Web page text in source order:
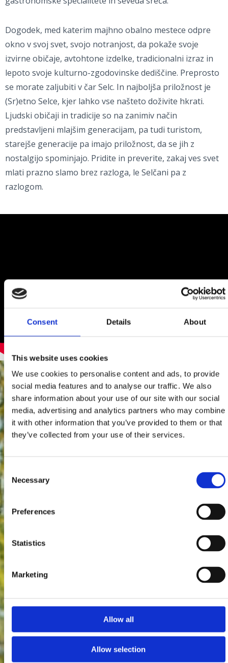
Consent Details About
This website uses cookies
We use cookies to personalise content and ads, to provide
social media features and to analyse our traffic. We also
share information about your use of our site with our social
media, advertising and analytics partners who may combine
it with other information that you’ve provided to them or that
they’ve collected from your use of their services.
Consent
Selection
Necessary
Preferences
Statistics
Marketing
Allow all
Allow selection
Dogodek, med katerim majhno obalno mestece odpre
okno v svoj svet, svojo notranjost, da pokaže svoje
izvirne običaje, avtohtone izdelke, tradicionalni izraz in
lepoto svoje kulturno-zgodovinske dediščine. Preprosto
se morate zaljubiti v čar Selc. In najboljša priložnost je
(Sr)etno Selce, kjer lahko vse našteto doživite hkrati.
Ljudski običaji in tradicije so na zanimiv način
predstavljeni mlajšim generacijam, pa tudi turistom,
starejše generacije pa imajo priložnost, da se jih z
nostalgijo spominjajo. Pridite in preverite, zakaj ves svet
mlati prazno slamo brez razloga, le Selčani pa z
razlogom.